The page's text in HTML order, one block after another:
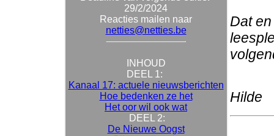
29/2/2024
Reacties mailen naar
netties@netties.be
INHOUD
DEEL 1:
Kanaal 17: actuele nieuwsberichten
Hoe bedenken ze het
Het oor wil ook wat
DEEL 2:
De Nieuwe Oogst
Dat
Hilde